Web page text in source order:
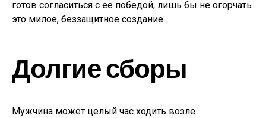
готов согласиться с ее победой, лишь бы не огорчать
это милое, беззащитное создание.
Долгие сборы
Мужчина может целый час ходить возле